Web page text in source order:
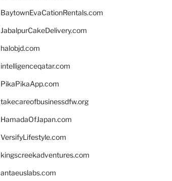
BaytownEvaCationRentals.com
JabalpurCakeDelivery.com
halobjd.com
intelligenceqatar.com
PikaPikaApp.com
takecareofbusinessdfw.org
HamadaOfJapan.com
VersifyLifestyle.com
kingscreekadventures.com
antaeuslabs.com